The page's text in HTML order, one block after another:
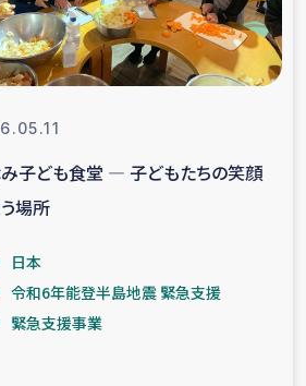
スリランカの南北女性をつなぐサリ
ェクト
ガザ人道支援
タイ国境ミャンマー移
子ども食堂 ― 子どもたちの笑顔
場所
日本
令和6年能登半島地震 緊急支援
緊急支援事業